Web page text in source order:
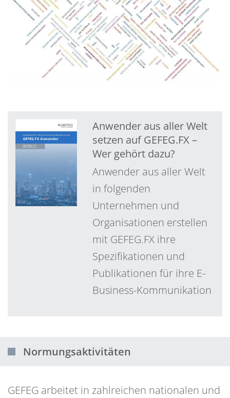
Anwender aus aller Welt
setzen auf GEFEG.FX –
Wer gehört dazu?
Anwender aus aller Welt
in folgenden
Unternehmen und
Organisationen erstellen
mit GEFEG.FX ihre
Spezifikationen und
Publikationen für ihre E-
Business-Kommunikation
Normungsaktivitäten
GEFEG arbeitet in zahlreichen nationalen und